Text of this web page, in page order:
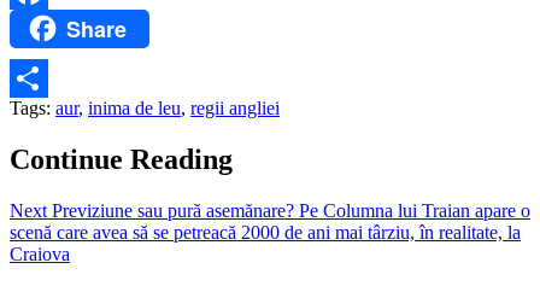
FacebookShare
Partajează
Tags: aur, inima de leu, regii angliei
Continue Reading
Next Previziune sau pură asemănare? Pe Columna lui Traian apare o
scenă care avea să se petreacă 2000 de ani mai târziu, în realitate, la
Craiova